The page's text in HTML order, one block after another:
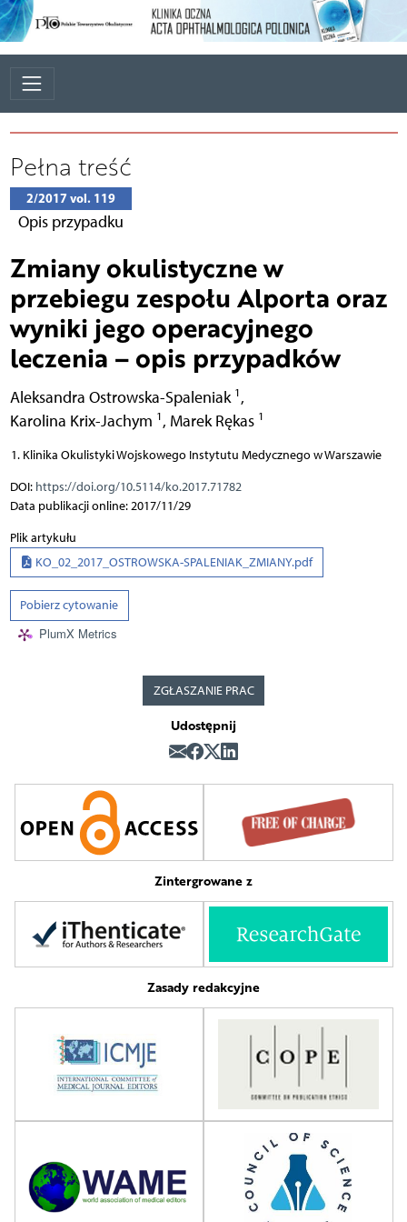
Pełna treść
2/2017 vol. 119
Opis przypadku
Zmiany okulistyczne w
przebiegu zespołu Alporta oraz
wyniki jego operacyjnego
leczenia – opis przypadków
Aleksandra Ostrowska-Spaleniak 1 ,
Karolina Krix-Jachym 1 , Marek Rękas 1
Klinika Okulistyki Wojskowego Instytutu Medycznego w Warszawie
DOI: https://doi.org/10.5114/ko.2017.71782
Data publikacji online: 2017/11/29
Plik artykułu
KO_02_2017_OSTROWSKA-SPALENIAK_ZMIANY.pdf
Pobierz cytowanie
PlumX Metrics
ZGŁASZANIE PRAC
Udostępnij
Zintergrowane z
Zasady redakcyjne